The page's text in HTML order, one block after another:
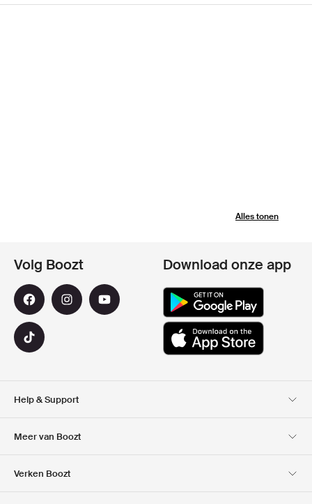
Alles tonen
Help & Support
Meer van Boozt
Verken Boozt
Volg Boozt Download onze app